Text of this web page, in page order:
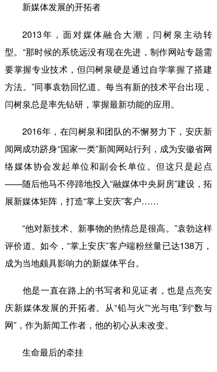
新媒体发展的开拓者
2013年，面对媒体融合大潮，闫树泉主动转
型。“那时候的系统远没有现在先进，制作网站专题需
要掌握专业技术，但闫树泉硬是通过自学掌握了搭建
方法。”同事袁勃回忆道。每当有新的技术平台出现，
闫树泉总是率先钻研，掌握最新功能的应用。
2016年，在闫树泉和团队的不懈努力下，安庆新
闻网成功跻身“国家一类”新闻网站行列，成为安徽省网
络媒体协会发起单位和副会长单位。但这只是起点
——随后他马不停蹄地投入“融媒体中央厨房”建设，拓
展新媒体矩阵，打造“掌上安庆”客户……
“他对新技术、新事物的热情总是很高。”袁勃这样
评价道。如今，“掌上安庆”客户端粉丝量已达138万，
成为当地颇具影响力的新媒体平台。
他是一直在路上的书写者和见证者，也是点亮安
庆新媒体发展的开拓者。从“铅与火”“光与电”到“数与
网”，作为新闻工作者，他的初心从未改变。
生命最后的牵挂